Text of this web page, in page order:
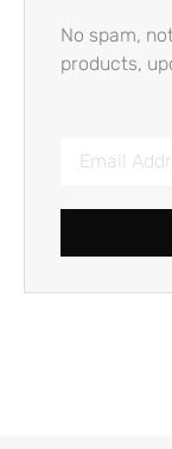
No spam,
products,